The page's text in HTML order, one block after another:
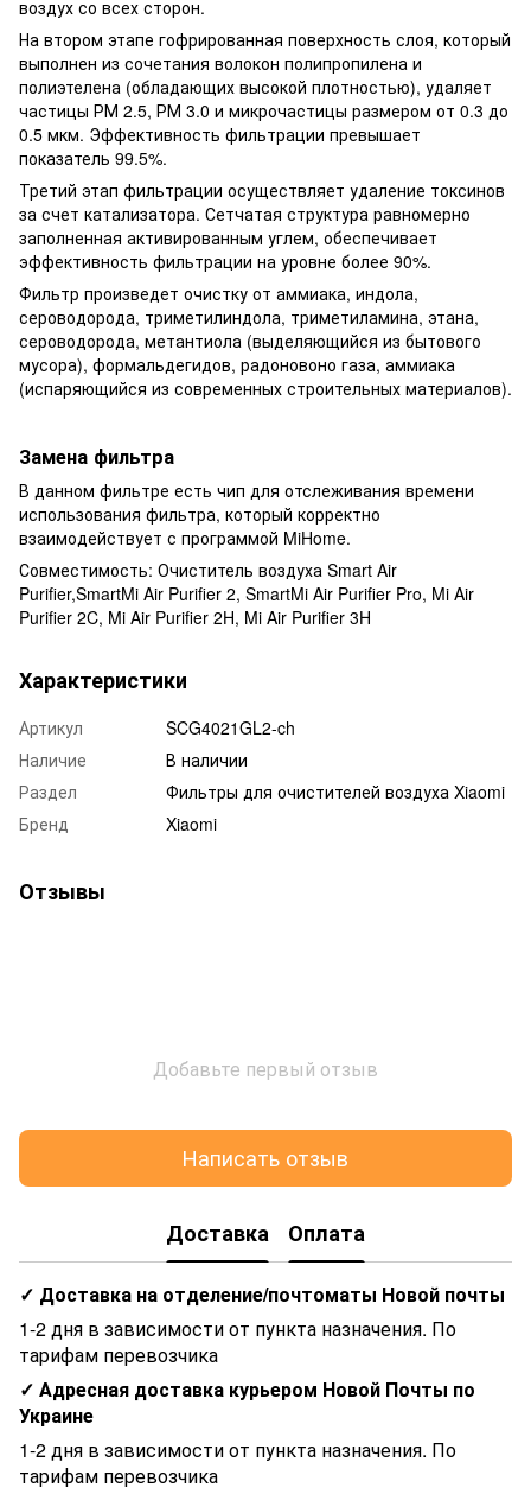
воздух со всех сторон.
На втором этапе гофрированная поверхность слоя, который
выполнен из сочетания волокон полипропилена и
полиэтелена (обладающих высокой плотностью), удаляет
частицы РМ 2.5, РМ 3.0 и микрочастицы размером от 0.3 до
0.5 мкм. Эффективность фильтрации превышает
показатель 99.5%.
Третий этап фильтрации осуществляет удаление токсинов
за счет катализатора. Сетчатая структура равномерно
заполненная активированным углем, обеспечивает
эффективность фильтрации на уровне более 90%.
Фильтр произведет очистку от аммиака, индола,
сероводорода, триметилиндола, триметиламина, этана,
сероводорода, метантиола (выделяющийся из бытового
мусора), формальдегидов, радоновоно газа, аммиака
(испаряющийся из современных строительных материалов).
Замена фильтра
В данном фильтре есть чип для отслеживания времени
использования фильтра, который корректно
взаимодействует с программой MiHome.
Совместимость: Очиститель воздуха Smart Air
Purifier,SmartMi Air Purifier 2, SmartMi Air Purifier Pro, Mi Air
Purifier 2C, Mi Air Purifier 2H, Mi Air Purifier 3H
Характеристики
Артикул
SCG4021GL2-ch
Наличие
В наличии
Раздел
Фильтры для очистителей воздуха Xiaomi
Бренд
Xiaomi
Отзывы
Добавьте первый отзыв
Написать отзыв
Доставка Оплата
✓ Доставка на отделение/почтоматы Новой почты
1-2 дня в зависимости от пункта назначения. По
тарифам перевозчика
✓ Адресная доставка курьером Новой Почты по
Украине
1-2 дня в зависимости от пункта назначения. По
тарифам перевозчика